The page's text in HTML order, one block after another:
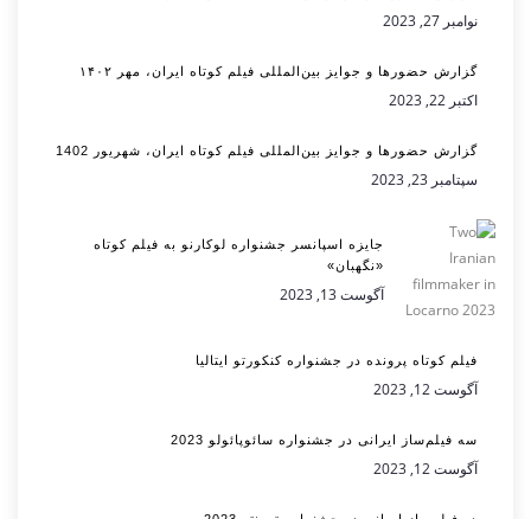
نوامبر 27, 2023
گزارش حضورها و جوایز بین‌المللی فیلم کوتاه ایران، مهر ۱۴۰۲
اکتبر 22, 2023
گزارش حضورها و جوایز بین‌المللی فیلم کوتاه ایران، شهریور 1402
سپتامبر 23, 2023
جایزه اسپانسر جشنواره لوکارنو به فیلم کوتاه
«نگهبان»
آگوست 13, 2023
فیلم کوتاه پرونده در جشنواره کنکورتو ایتالیا
آگوست 12, 2023
سه فیلم‌ساز ایرانی در جشنواره سائوپائولو 2023
آگوست 12, 2023